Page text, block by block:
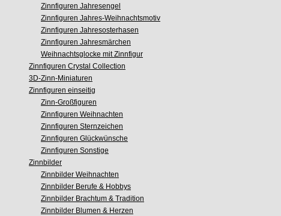
Zinnfiguren Jahresengel
Zinnfiguren Jahres-Weihnachtsmotiv
Zinnfiguren Jahresosterhasen
Zinnfiguren Jahresmärchen
Weihnachtsglocke mit Zinnfigur
Zinnfiguren Crystal Collection
3D-Zinn-Miniaturen
Zinnfiguren einseitig
Zinn-Großfiguren
Zinnfiguren Weihnachten
Zinnfiguren Sternzeichen
Zinnfiguren Glückwünsche
Zinnfiguren Sonstige
Zinnbilder
Zinnbilder Weihnachten
Zinnbilder Berufe & Hobbys
Zinnbilder Brachtum & Tradition
Zinnbilder Blumen & Herzen